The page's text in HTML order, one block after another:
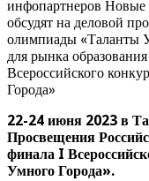
инфопартнеров Новые
обсудят на деловой
олимпиады «Таланты
для рынка
Всероссийского
Города»
22-24 июня 2023 в
Просвещения
финала I
Умного Города».